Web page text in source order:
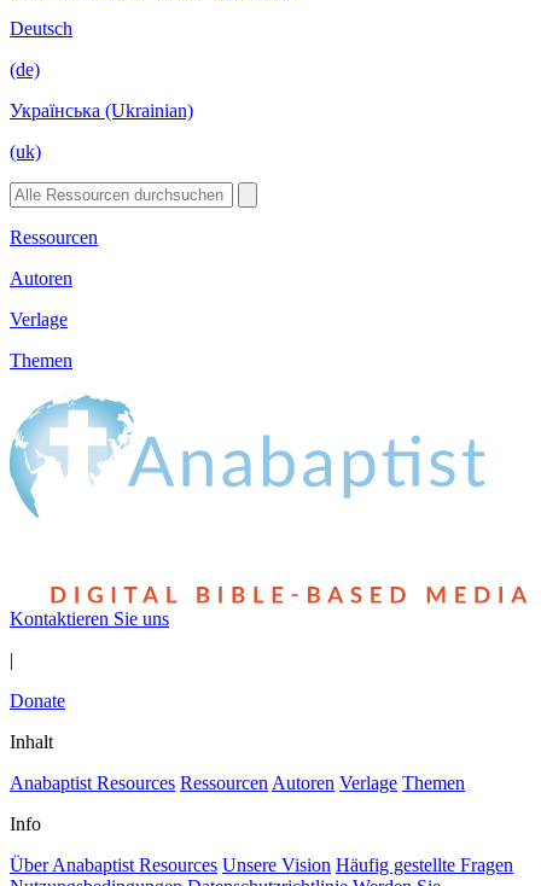
Deutsch
(de)
Українська (Ukrainian)
(uk)
Ressourcen
Autoren
Verlage
Themen
Kontaktieren Sie uns
|
Donate
Inhalt
Anabaptist Resources Ressourcen Autoren Verlage Themen
Info
Über Anabaptist Resources Unsere Vision Häufig gestellte Fragen